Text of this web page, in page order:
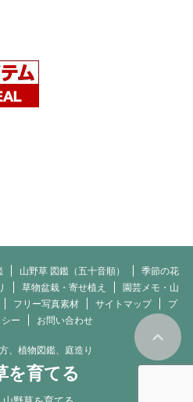
山野草 図鑑（五十音順）
季節の花
草物盆栽・寄せ植え
園芸メモ・山
フリー写真素材 サイトマップ
プ
ー
お問い合わせ
、植物図鑑、庭造り
を育てる